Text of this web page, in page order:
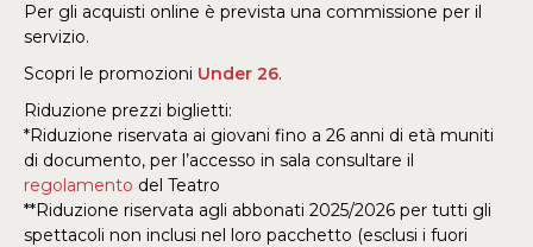
Per gli acquisti online è prevista una commissione per il
servizio.
Scopri le promozioni Under 26.
Riduzione prezzi biglietti:
*Riduzione riservata ai giovani fino a 26 anni di età muniti
di documento, per l’accesso in sala consultare il
regolamento del Teatro
**Riduzione riservata agli abbonati 2025/2026 per tutti gli
spettacoli non inclusi nel loro pacchetto (esclusi i fuori